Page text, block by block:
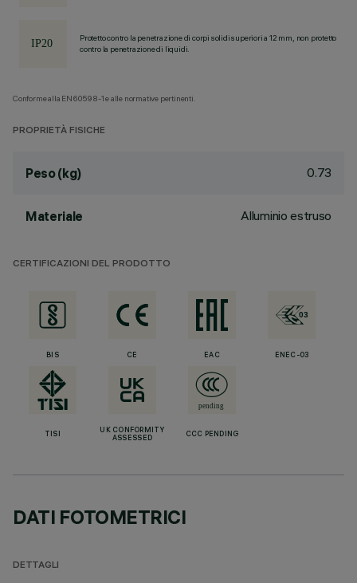
Protetto contro la penetrazione di corpi solidi superiori a 12 mm, non protetto
contro la penetrazione di liquidi.
Conforme alla EN60598-1 e alle normative pertinenti.
PROPRIETÀ FISICHE
Peso (kg) 0.73
Materiale Alluminio estruso
CERTIFICAZIONI DEL PRODOTTO
BIS CE EAC ENEC-03
TISI
UK CONFORMITY
ASSESSED
CCC PENDING
DATI FOTOMETRICI
DETTAGLI